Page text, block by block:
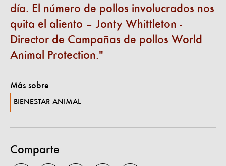
día. El número de pollos involucrados nos
quita el aliento – Jonty Whittleton -
Director de Campañas de pollos World
Animal Protection.
Más sobre
BIENESTAR ANIMAL
Comparte